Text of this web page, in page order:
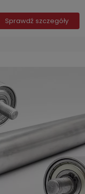
Sprawdź szczegóły